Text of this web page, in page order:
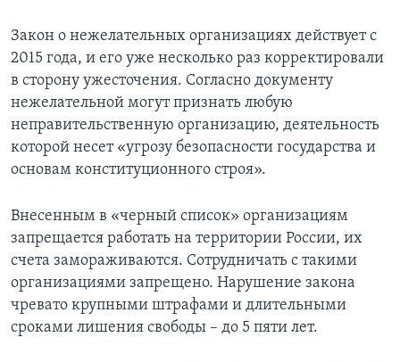
Закон о нежелательных организациях действует с
2015 года, и его уже несколько раз корректировали
в сторону ужесточения. Согласно документу
нежелательной могут признать любую
неправительственную организацию, деятельность
которой несет «угрозу безопасности государства и
основам конституционного строя».
Внесенным в «черный список» организациям
запрещается работать на территории России, их
счета замораживаются. Сотрудничать с такими
организациями запрещено. Нарушение закона
чревато крупными штрафами и длительными
сроками лишения свободы – до 5 пяти лет.